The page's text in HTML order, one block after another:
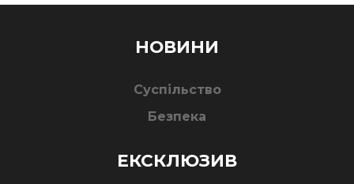
НОВИНИ
Суспільство
Безпека
ЕКСКЛЮЗИВ